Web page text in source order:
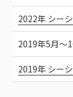
2022年 シー
2019年5月～
2019年 シー